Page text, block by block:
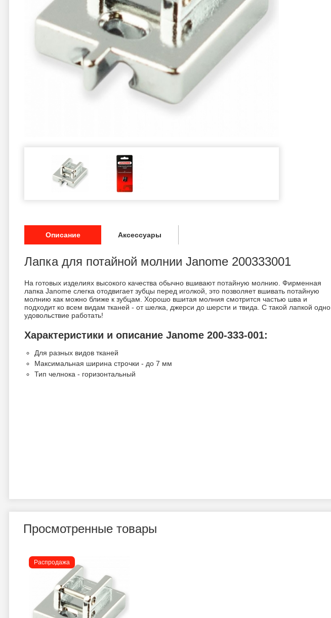
Описание Аксессуары
Лапка для потайной молнии Janome 200333001
На готовых изделиях высокого качества обычно вшивают потайную молнию. Фирменная
лапка Janome слегка отодвигает зубцы перед иголкой, это позволяет вшивать потайную
молнию как можно ближе к зубцам. Хорошо вшитая молния смотрится частью шва и
подходит ко всем видам тканей - от шелка, джерси до шерсти и твида. С такой лапкой одно
удовольствие работать!
Характеристики и описание Janome 200-333-001:
Для разных видов тканей
Максимальная ширина строчки - до 7 мм
Тип челнока - горизонтальный
Просмотренные товары
Распродажа